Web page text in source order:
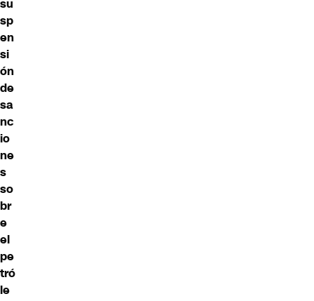
su
sp
en
si
ón
de
sa
nc
io
ne
s
so
br
e
el
pe
tró
le